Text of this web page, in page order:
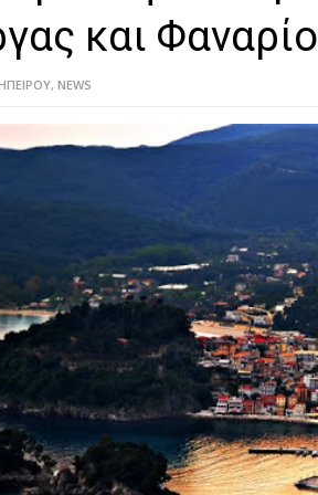
και
, NEWS